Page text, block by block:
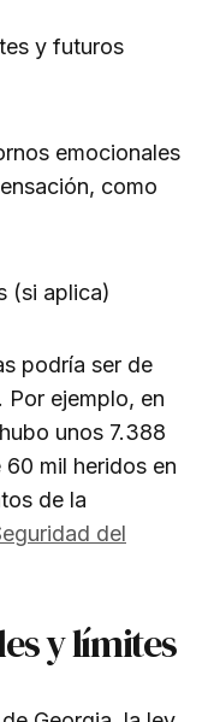
y futuros
emocionales
como
(si aplica)
podría ser de
Por ejemplo, en
unos 7.388
mil heridos en
de la
del
y límites